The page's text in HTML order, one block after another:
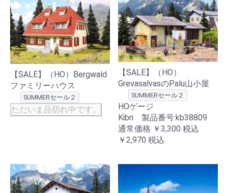
【SALE】（HO）Bergwald
ファミリーハウス
SUMMERセール２
ただいま品切れ中です。
【SALE】（HO）
GrevasalvasのPalu山小屋
SUMMERセール２
HOゲージ
Kibri 製品番号:kb38809
通常価格 ￥3,300 税込
￥2,970 税込